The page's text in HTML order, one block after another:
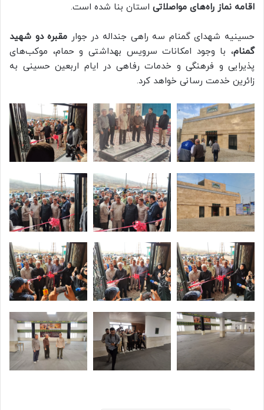
اقامه نماز راه‌های مواصلاتی استان بنا شده است.
حسینیه شهدای گمنام سه راهی جنداله در جوار مقبره دو شهید
گمنام، با وجود امکانات سرویس بهداشتی و حمام، موکب‌های
پذیرایی و فرهنگی و خدمات رفاهی در ایام اربعین حسینی به
زائرین خدمت رسانی خواهد کرد.